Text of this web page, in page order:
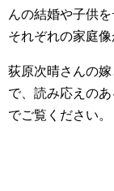
んの結婚や子供
それぞれの家庭
荻原次晴さんの
で、読み応えの
でご覧ください。